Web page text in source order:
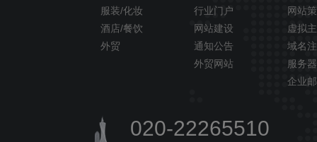
服装/化妆
酒店/餐饮
外贸
行业门户
网站建设
通知公告
外贸网站
网站
虚拟
域名
服务器
企业
020-22265510